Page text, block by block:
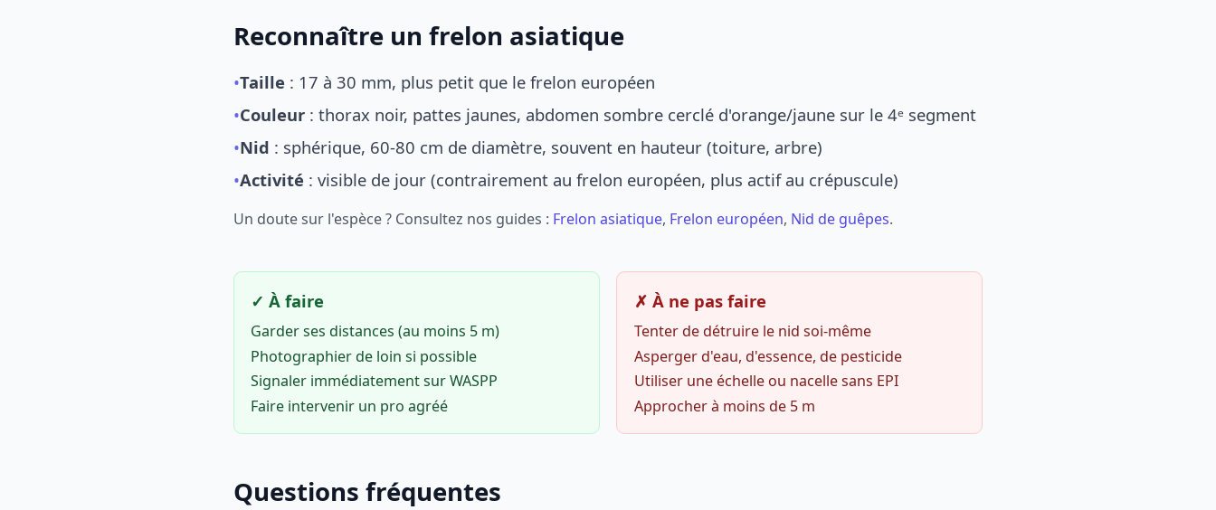
Reconnaître un frelon asiatique
•Taille : 17 à 30 mm, plus petit que le frelon européen
•Couleur : thorax noir, pattes jaunes, abdomen sombre cerclé d'orange/jaune sur le 4ᵉ segment
•Nid : sphérique, 60-80 cm de diamètre, souvent en hauteur (toiture, arbre)
•Activité : visible de jour (contrairement au frelon européen, plus actif au crépuscule)
Un doute sur l'espèce ? Consultez nos guides : Frelon asiatique, Frelon européen, Nid de guêpes.
✓ À faire
Garder ses distances (au moins 5 m)
Photographier de loin si possible
Signaler immédiatement sur WASPP
Faire intervenir un pro agréé
✗ À ne pas faire
Tenter de détruire le nid soi-même
Asperger d'eau, d'essence, de pesticide
Utiliser une échelle ou nacelle sans EPI
Approcher à moins de 5 m
Questions fréquentes